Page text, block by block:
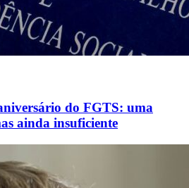
do FGTS: uma
ainda insuficiente